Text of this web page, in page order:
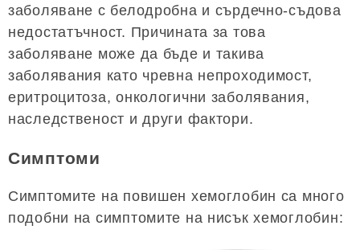
заболяване с белодробна и сърдечно-съдова
недостатъчност. Причината за това
заболяване може да бъде и такива
заболявания като чревна непроходимост,
еритроцитоза, онкологични заболявания,
наследственост и други фактори.
Симптоми
Симптомите на повишен хемоглобин са много
подобни на симптомите на нисък хемоглобин: